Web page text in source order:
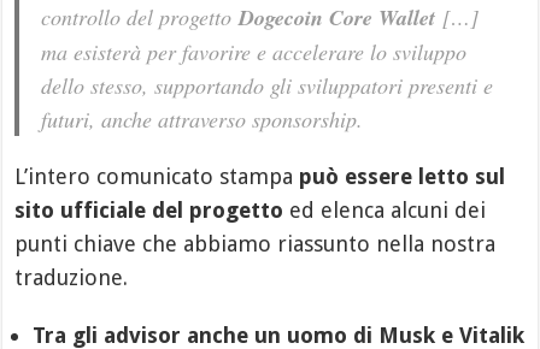
controllo del progettoDogecoin Core Wallet […]
ma esisterà per favorire e accelerare lo sviluppo
dello stesso, supportando gli sviluppatori presenti e
futuri, anche attraverso sponsorship.
L’intero comunicato stampa può essere letto sul
sito ufficiale del progetto ed elenca alcuni dei
punti chiave che abbiamo riassunto nella nostra
traduzione.
Tra gli advisor anche un uomo di Musk e Vitalik